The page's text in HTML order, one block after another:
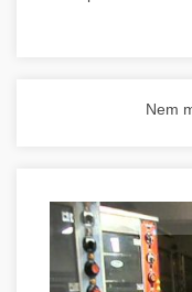
Nem